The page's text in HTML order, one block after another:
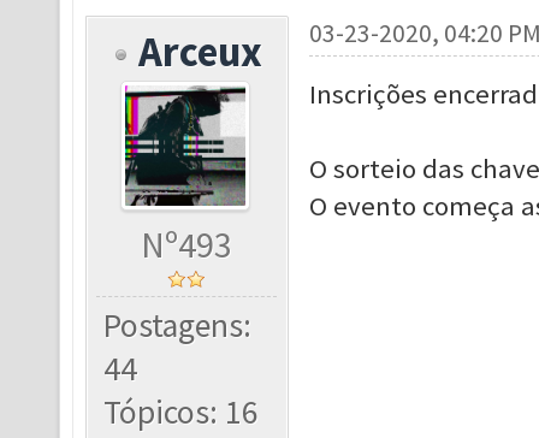
Arceux
Nº493
Postagens:
44
Tópicos: 16
03-23-2020, 04:20
Inscrições
O sorteio das
O evento começa